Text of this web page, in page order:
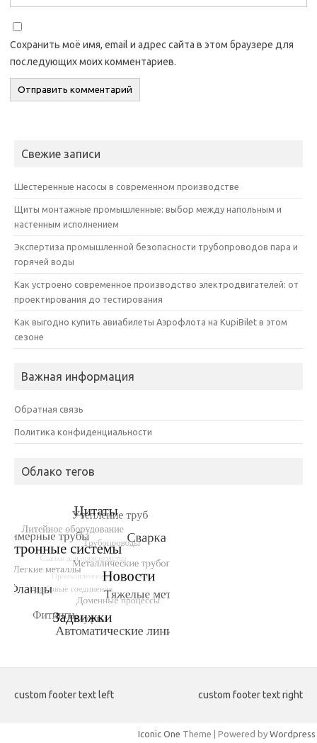
Сохранить моё имя, email и адрес сайта в этом браузере для
последующих моих комментариев.
Свежие записи
Шестеренные насосы в современном производстве
Щиты монтажные промышленные: выбор между напольным и
настенным исполнением
Экспертиза промышленной безопасности трубопроводов пара и
горячей воды
Как устроено современное производство электродвигателей: от
проектирования до тестирования
Как выгодно купить авиабилеты Аэрофлота на KupiBilet в этом
сезоне
Важная информация
Обратная связь
Политика конфиденциальности
Облако тегов
custom footer text left custom footer text right
Iconic One Theme | Powered by Wordpress